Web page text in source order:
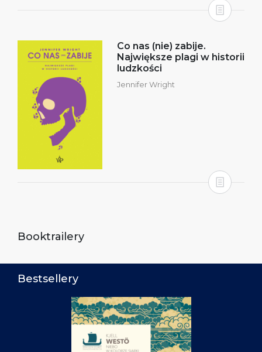
Co nas (nie) zabije.
Największe plagi w historii
ludzkości
Jennifer Wright
Booktrailery
Bestsellery